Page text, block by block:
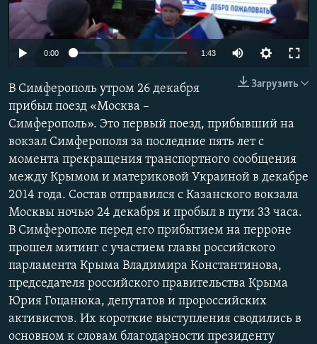
ПОБЕДИТЕЛЕЙ НЕ СУДЯТ?
КРЫМ.НЕПОКОРЕННЫЙ
УКРАИНСКАЯ ПРОБЛЕМА КРЫМА
ПРИСОЕДИНЯЙТЕСЬ!
Все сайты RFE/RL
0:00 1:43
Загрузить
В Симферополь утром 26 декабря
прибыл поезд «Москва –
Симферополь». Это первый поезд, прибывший на
вокзал Симферополя за последние пять лет с
момента прекращения транспортного сообщения
между Крымом и материковой Украиной в декабре
2014 года. Состав отправился с Казанского вокзала
Москвы ночью 24 декабря и пробыл в пути 33 часа.
В Симферополе перед его прибытием на перроне
прошел митинг с участием главы российского
парламента Крыма Владимира Константинова,
председателя российского правительства Крыма
Юрия Гоцанюка, депутатов и пророссийских
активистов. Их короткие выступления сводились в
основном к словам благодарности президенту